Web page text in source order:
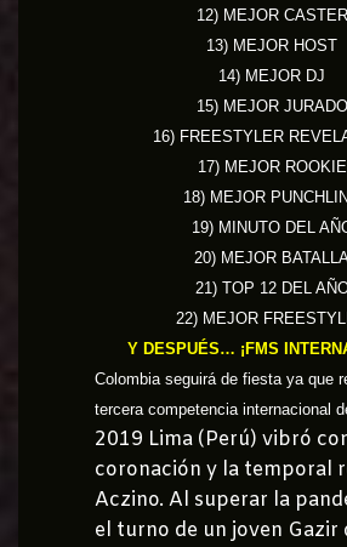
12) MEJOR CASTER
13) MEJOR HOST
14) MEJOR DJ
15) MEJOR JURADO
16) FREESTYLER
17) MEJOR ROOKIE
18) MEJOR
19) MINUTO DEL
20) MEJOR
21) TOP 12 DEL
22) MEJOR
Y DESPUÉS… ¡FMS
Colombia seguirá de fiesta ya que
tercera competencia internacional
2019 Lima (Perú) vibró
coronación y la temporal
Aczino. Al superar la
el turno de un joven Gazir